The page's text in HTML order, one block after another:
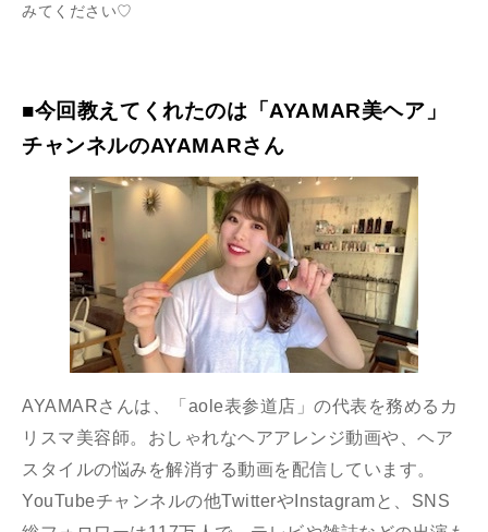
みてください♡
■今回教えてくれたのは「AYAMAR美ヘア」
チャンネルのAYAMARさん
AYAMARさんは、「aole表参道店」の代表を務めるカ
リスマ美容師。おしゃれなヘアアレンジ動画や、ヘア
スタイルの悩みを解消する動画を配信しています。
YouTubeチャンネルの他TwitterやInstagramと、SNS